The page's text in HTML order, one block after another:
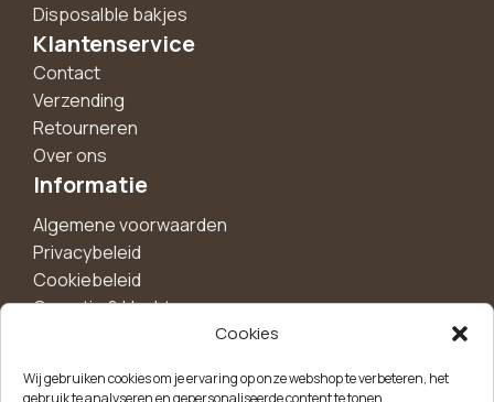
Cookies
Wij gebruiken cookies om je ervaring op onze webshop te verbeteren, het
gebruik te analyseren en gepersonaliseerde content te tonen.
Disposalble bakjes
Klantenservice
Contact
Verzending
Retourneren
Over ons
Informatie
Algemene voorwaarden
Privacybeleid
Cookiebeleid
Garantie & klachten